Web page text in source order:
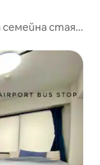
стая